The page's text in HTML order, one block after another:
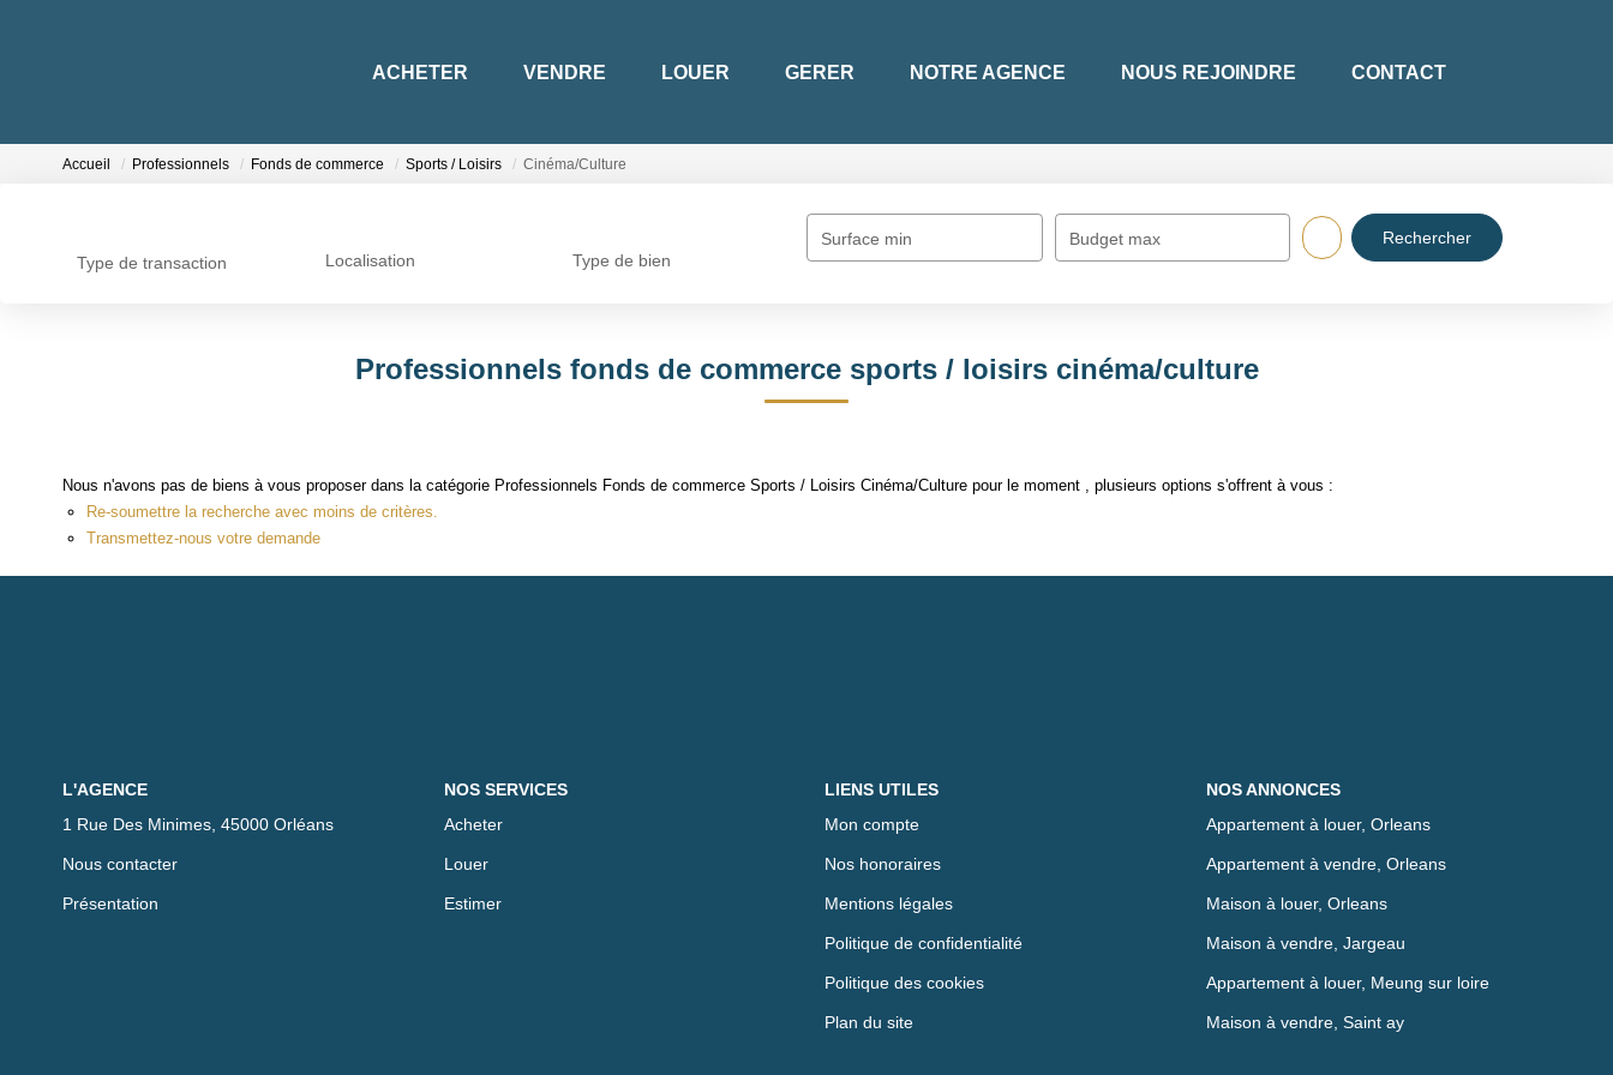
ACHETER VENDRE LOUER GERER NOTRE AGENCE NOUS REJOINDRE CONTACT
Accueil Professionnels Fonds de commerce Sports / Loisirs Cinéma/Culture
Type de transaction Localisation Type de bien
Surface min Budget max
Professionnels fonds de commerce sports / loisirs cinéma/culture
Nous n'avons pas de biens à vous proposer dans la catégorie Professionnels Fonds de commerce Sports / Loisirs Cinéma/Culture pour le moment , plusieurs options s'offrent à vous :
Re-soumettre la recherche avec moins de critères.
Transmettez-nous votre demande
L'AGENCE
1 Rue Des Minimes, 45000 Orléans
Nous contacter
Présentation
NOS SERVICES
Acheter
Louer
Estimer
LIENS UTILES
Mon compte
Nos honoraires
Mentions légales
Politique de confidentialité
Politique des cookies
Plan du site
NOS ANNONCES
Appartement à louer, Orleans
Appartement à vendre, Orleans
Maison à louer, Orleans
Maison à vendre, Jargeau
Appartement à louer, Meung sur loire
Maison à vendre, Saint ay